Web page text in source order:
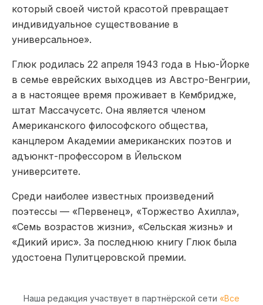
который своей чистой красотой превращает
индивидуальное существование в
универсальное».
Глюк родилась 22 апреля 1943 года в Нью-Йорке
в семье еврейских выходцев из Австро-Венгрии,
а в настоящее время проживает в Кембридже,
штат Массачусетс. Она является членом
Американского философского общества,
канцлером Академии американских поэтов и
адъюнкт-профессором в Йельском
университете.
Среди наиболее известных произведений
поэтессы — «Первенец», «Торжество Ахилла»,
«Семь возрастов жизни», «Сельская жизнь» и
«Дикий ирис». За последнюю книгу Глюк была
удостоена Пулитцеровской премии.
Наша редакция участвует в партнёрской сети «Все